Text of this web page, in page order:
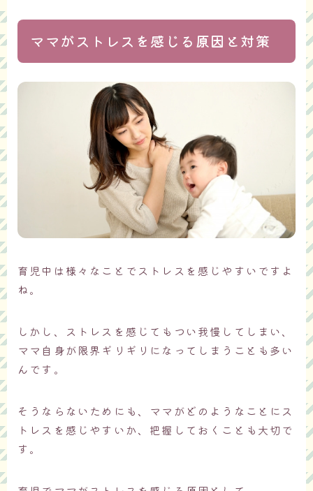
ママがストレスを感じる原因と対策
育児中は様々なことでストレスを感じやすいですよ
ね。
しかし、ストレスを感じてもつい我慢してしまい、
ママ自身が限界ギリギリになってしまうことも多い
んです。
そうならないためにも、ママがどのようなことにス
トレスを感じやすいか、把握しておくことも大切で
す。